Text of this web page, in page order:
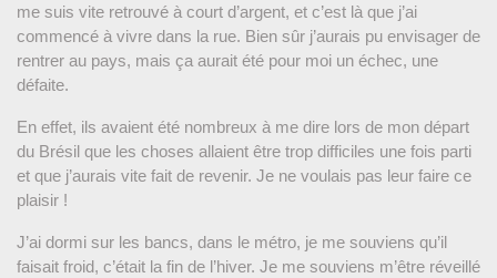
me suis vite retrouvé à court d’argent, et c’est là que j’ai
commencé à vivre dans la rue. Bien sûr j’aurais pu envisager de
rentrer au pays, mais ça aurait été pour moi un échec, une
défaite.
En effet, ils avaient été nombreux à me dire lors de mon départ
du Brésil que les choses allaient être trop difficiles une fois parti
et que j’aurais vite fait de revenir. Je ne voulais pas leur faire ce
plaisir !
J’ai dormi sur les bancs, dans le métro, je me souviens qu’il
faisait froid, c’était la fin de l’hiver. Je me souviens m’être réveillé